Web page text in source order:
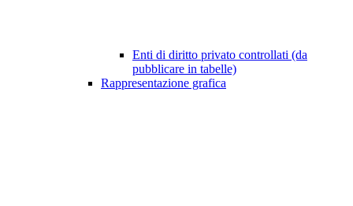
Enti di diritto privato controllati (da
pubblicare in tabelle)
Rappresentazione grafica